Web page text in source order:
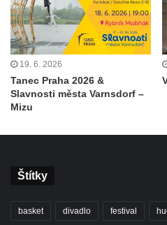
19. 6. 2026
Tanec Praha 2026 &
Slavnosti města Varnsdorf –
Mizu
Štítky
basket divadlo festival